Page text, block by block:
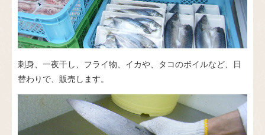
刺身、一夜干し、フライ物、イカや、タコのボイルなど、日
替わりで、販売します。